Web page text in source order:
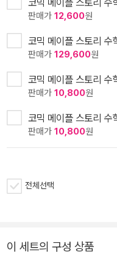
코믹 메이플 스토리
판매가 12,600원
코믹 메이플 스토리
판매가 129,600원
코믹 메이플 스토리
판매가 10,800원
코믹 메이플 스토리
판매가 10,800원
전체선택
이 세트의 구성 상품